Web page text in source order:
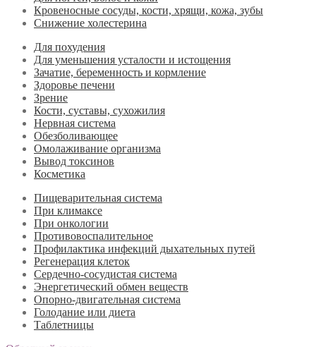
Кровеносные сосуды, кости, хрящи, кожа, зубы
Снижение холестерина
Для похудения
Для уменьшения усталости и истощения
Зачатие, беременность и кормление
Здоровье печени
Зрение
Кости, суставы, сухожилия
Нервная система
Обезболивающее
Омолаживание организма
Вывод токсинов
Косметика
Пищеварительная система
При климаксе
При онкологии
Противовоспалительное
Профилактика инфекций дыхательных путей
Регенерация клеток
Сердечно-сосудистая система
Энергетический обмен веществ
Опорно-двигательная система
Голодание или диета
Таблетницы